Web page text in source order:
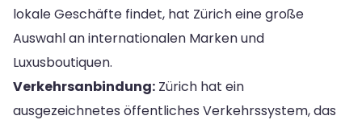
lokale Geschäfte findet, hat Zürich eine große
Auswahl an internationalen Marken und
Luxusboutiquen.
Verkehrsanbindung: Zürich hat ein
ausgezeichnetes öffentliches Verkehrssystem, das